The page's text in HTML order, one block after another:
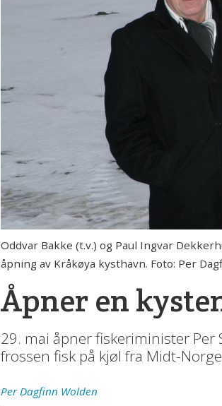
Oddvar Bakke (t.v.) og Paul Ingvar
åpning av Kråkøya kysthavn. Foto: Per
Åpner en
29. mai åpner fiskeriminister Per
frossen fisk på kjøl fra Midt-
Per Dagfinn Wolden